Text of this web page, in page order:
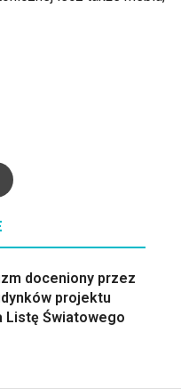
doceniony przez
projektu
Listę Światowego